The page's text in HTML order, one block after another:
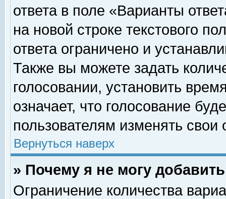
ответа в поле «Варианты
на новой строке текстового
ответа ограничено и
Также вы можете задать
голосовании, установить
означает, что голосование
пользователям изменять свои
Вернуться наверх
» Почему я не могу
Ограничение количества